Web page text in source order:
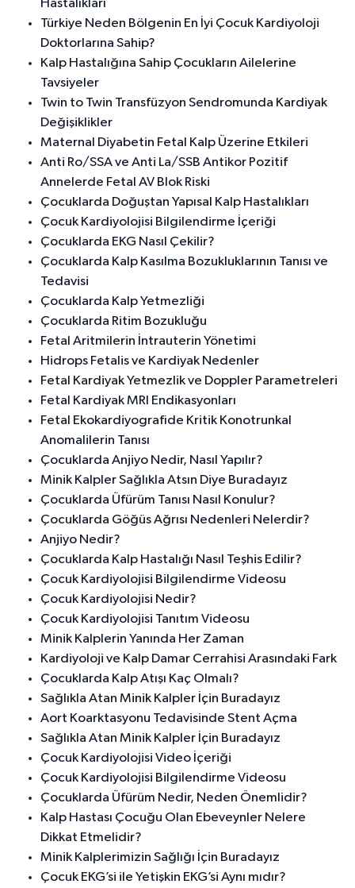
Hastalıkları
Türkiye Neden Bölgenin En İyi Çocuk Kardiyoloji
Doktorlarına Sahip?
Kalp Hastalığına Sahip Çocukların Ailelerine
Tavsiyeler
Twin to Twin Transfüzyon Sendromunda Kardiyak
Değişiklikler
Maternal Diyabetin Fetal Kalp Üzerine Etkileri
Anti Ro/SSA ve Anti La/SSB Antikor Pozitif
Annelerde Fetal AV Blok Riski
Çocuklarda Doğuştan Yapısal Kalp Hastalıkları
Çocuk Kardiyolojisi Bilgilendirme İçeriği
Çocuklarda EKG Nasıl Çekilir?
Çocuklarda Kalp Kasılma Bozukluklarının Tanısı ve
Tedavisi
Çocuklarda Kalp Yetmezliği
Çocuklarda Ritim Bozukluğu
Fetal Aritmilerin İntrauterin Yönetimi
Hidrops Fetalis ve Kardiyak Nedenler
Fetal Kardiyak Yetmezlik ve Doppler Parametreleri
Fetal Kardiyak MRI Endikasyonları
Fetal Ekokardiyografide Kritik Konotrunkal
Anomalilerin Tanısı
Çocuklarda Anjiyo Nedir, Nasıl Yapılır?
Minik Kalpler Sağlıkla Atsın Diye Buradayız
Çocuklarda Üfürüm Tanısı Nasıl Konulur?
Çocuklarda Göğüs Ağrısı Nedenleri Nelerdir?
Anjiyo Nedir?
Çocuklarda Kalp Hastalığı Nasıl Teşhis Edilir?
Çocuk Kardiyolojisi Bilgilendirme Videosu
Çocuk Kardiyolojisi Nedir?
Çocuk Kardiyolojisi Tanıtım Videosu
Minik Kalplerin Yanında Her Zaman
Kardiyoloji ve Kalp Damar Cerrahisi Arasındaki Fark
Çocuklarda Kalp Atışı Kaç Olmalı?
Sağlıkla Atan Minik Kalpler İçin Buradayız
Aort Koarktasyonu Tedavisinde Stent Açma
Sağlıkla Atan Minik Kalpler İçin Buradayız
Çocuk Kardiyolojisi Video İçeriği
Çocuk Kardiyolojisi Bilgilendirme Videosu
Çocuklarda Üfürüm Nedir, Neden Önemlidir?
Kalp Hastası Çocuğu Olan Ebeveynler Nelere
Dikkat Etmelidir?
Minik Kalplerimizin Sağlığı İçin Buradayız
Çocuk EKG’si ile Yetişkin EKG’si Aynı mıdır?